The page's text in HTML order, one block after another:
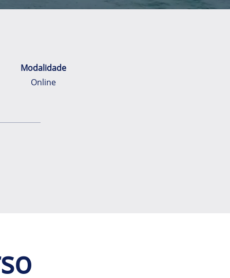
Modalidade
Online